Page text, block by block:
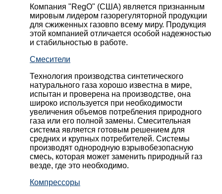
Компания "RegO" (США) является признанным
мировым лидером газорегуляторной продукции
для сжиженных газовпо всему миру. Продукция
этой компанией отличается особой надежностью
и стабильностью в работе.
Смесители
Технология производства синтетического
натурального газа хорошо известна в мире,
испытан и проверена на производстве, она
широко используется при необходимости
увеличения объемов потребления природного
газа или его полной замены. Смесительная
система является готовым решением для
средних и крупных потребителей. Системы
производят однородную взрывобезопасную
смесь, которая может заменить природный газ
везде, где это необходимо.
Компрессоры